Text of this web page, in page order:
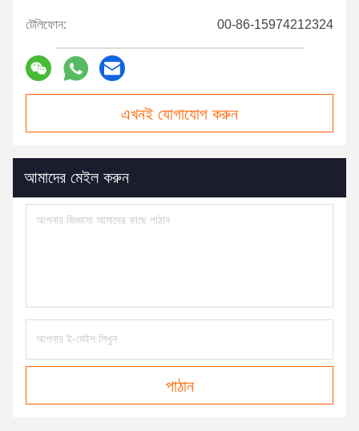
টেলিফোন: 00-86-15974212324
এখনই যোগাযোগ করুন
আমাদের মেইল করুন
পাঠান